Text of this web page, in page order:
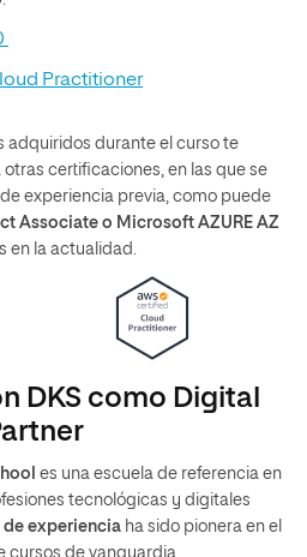
Practitioner
adquiridos durante el curso te
certificaciones, en las que se
experiencia previa, como puede
Associate o Microsoft AZURE AZ
en la actualidad.
DKS como Digital
es una escuela de referencia en
tecnológicas y digitales
de experiencia ha sido pionera en el
cursos de vanguardia.